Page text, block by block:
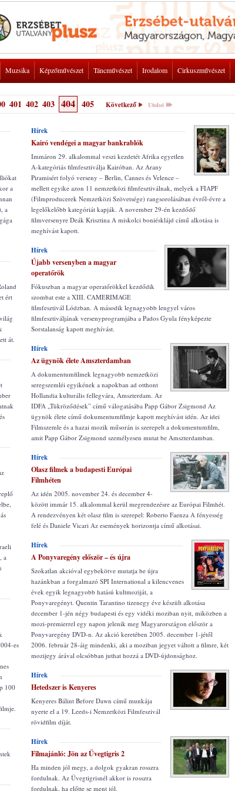
Muzsika Képzőművészet Táncművészet Irodalom Cirkuszművészet
401 402 403 404 405 Következő Utolsó
a
a
ért
át.
a
es
100
Hírek
Kairó vendégei a magyar bankrablók
Immáron 29. alkalommal veszi kezdetét Afrika egyetlen
A-kategóriás filmfesztiválja Kairóban. Az Arany
Piramisért folyó verseny – Berlin, Cannes és Velence –
mellett egyike azon 11 nemzetközi filmfesztiválnak, melyek a FIAPF
(Filmproducerek Nemzetközi Szövetsége) rangsorolásában évről-évre a
legelőkelőbb kategóriát kapják. A november 29-én kezdődő
filmversenyre Deák Krisztina A miskolci boniésklájd című alkotása is
meghívást kapott.
Hírek
Újabb versenyben a magyar
operatőrök
Fókuszban a magyar operatőrökkel kezdődik
szombat este a XIII. CAMERIMAGE
filmfesztivál Lódzban. A második legnagyobb lengyel város
filmfesztiváljának versenyprogramjába a Pados Gyula fényképezte
Sorstalanság kapott meghívást.
Hírek
Az ügynök élete Amszterdamban
A dokumentumfilmek legnagyobb nemzetközi
seregszemléi egyikének a napokban ad otthont
Hollandia kulturális fellegvára, Amszterdam. Az
IDFA „Tükröződések” című válogatásába Papp Gábor Zsigmond Az
ügynök élete című dokumentumfilmje kapott meghívást idén. Az idei
Filmszemle és a hazai mozik műsorán is szerepelt a dokumentumfilm,
amit Papp Gábor Zsigmond személyesen mutat be Amszterdamban.
Hírek
Olasz filmek a budapesti Európai
Filmhéten
Az idén 2005. november 24. és december 4-
között immár 15. alkalommal kerül megrendezésre az Európai Filmhét.
A rendezvényen két olasz film is szerepel: Roberto Faenza A fényesség
felé és Daniele Vicari Az események horizontja című alkotásai.
Hírek
A Ponyvaregény először – és újra
Szokatlan akcióval egybekötve mutatja be újra
hazánkban a forgalmazó SPI International a kilencvenes
évek egyik legnagyobb hatású kultmoziját, a
Ponyvaregényt. Quentin Tarantino tizenegy éve készült alkotása
december 1-jén négy budapesti és egy vidéki moziban nyit, miközben a
mozi-premierrel egy napon jelenik meg Magyarországon először a
Ponyvaregény DVD-n. Az akció keretében 2005. december 1-jétől
2006. február 28-áig mindenki, aki a moziban jegyet váltott a filmre, két
mozijegy árával olcsóbban juthat hozzá a DVD-újdonsághoz.
Hírek
Hetedszer is Kenyeres
Kenyeres Bálint Before Dawn című munkája
nyerte el a 19. Leeds-i Nemzetközi Filmfeszivál
rövidfilm díját.
Hírek
Filmajánló: Jön az Üvegtigris 2
Ha minden jól megy, a dolgok gyakran rosszra
fordulnak. Az Üvegtigrisnél akkor is rosszra
fordulnak, ha előtte se ment jól.